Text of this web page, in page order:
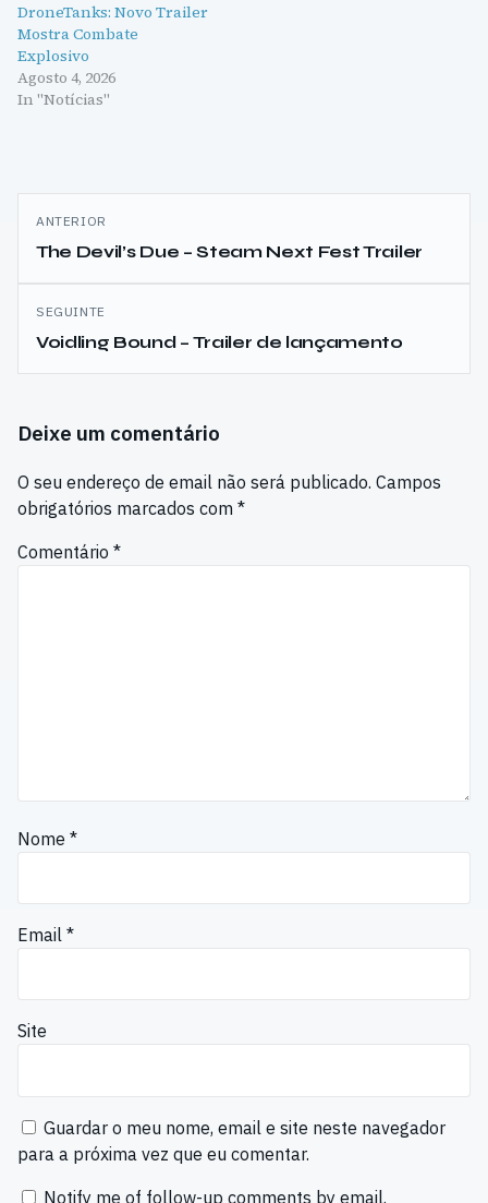
DroneTanks: Novo Trailer
Mostra Combate
Explosivo
Agosto 4, 2026
In "Notícias"
Navegação
de
artigos
ANTERIOR
The Devil’s Due – Steam Next Fest Trailer
SEGUINTE
Voidling Bound – Trailer de lançamento
Deixe um comentário
O seu endereço de email não será publicado. Campos
obrigatórios marcados com *
Comentário *
Nome *
Email *
Site
Guardar o meu nome, email e site neste navegador
para a próxima vez que eu comentar.
Notify me of follow-up comments by email.